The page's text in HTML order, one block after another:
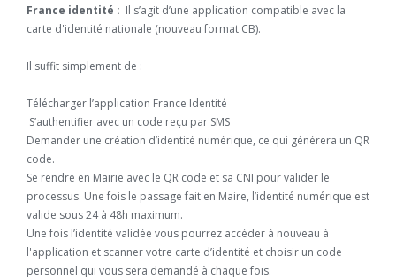
France identité : Il s’agit d’une application compatible avec la
carte d'identité nationale (nouveau format CB).
Il suffit simplement de :
Télécharger l’application France Identité
S’authentifier avec un code reçu par SMS
Demander une création d’identité numérique, ce qui générera un QR
code.
Se rendre en Mairie avec le QR code et sa CNI pour valider le
processus. Une fois le passage fait en Maire, l’identité numérique est
valide sous 24 à 48h maximum.
Une fois l’identité validée vous pourrez accéder à nouveau à
l'application et scanner votre carte d’identité et choisir un code
personnel qui vous sera demandé à chaque fois.